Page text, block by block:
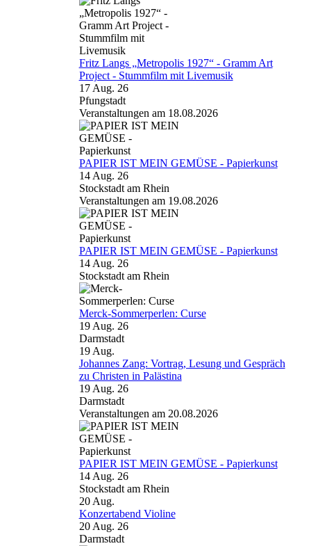
Fritz Langs „Metropolis 1927“ - Gramm Art
Project - Stummfilm mit Livemusik
17 Aug. 26
Pfungstadt
Veranstaltungen am 18.08.2026
PAPIER IST MEIN GEMÜSE - Papierkunst
14 Aug. 26
Stockstadt am Rhein
Veranstaltungen am 19.08.2026
PAPIER IST MEIN GEMÜSE - Papierkunst
14 Aug. 26
Stockstadt am Rhein
Merck-Sommerperlen: Curse
19 Aug. 26
Darmstadt
19 Aug.
Johannes Zang: Vortrag, Lesung und Gespräch
zu Christen in Palästina
19 Aug. 26
Darmstadt
Veranstaltungen am 20.08.2026
PAPIER IST MEIN GEMÜSE - Papierkunst
14 Aug. 26
Stockstadt am Rhein
20 Aug.
Konzertabend Violine
20 Aug. 26
Darmstadt